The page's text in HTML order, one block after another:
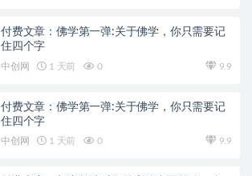
付费文章：佛学第一弹:关于佛学，你只需要记
住四个字
中创网 1 天前 0 9.9
付费文章：佛学第一弹:关于佛学，你只需要记
住四个字
中创网 1 天前 0 9.9